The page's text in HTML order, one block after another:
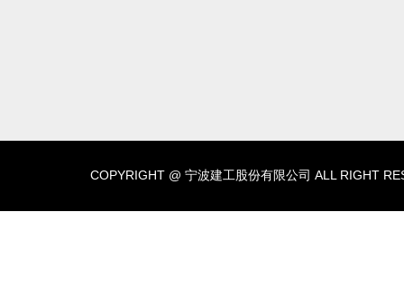
COPYRIGHT @ 宁波建工股份有限公司 ALL RIGHT